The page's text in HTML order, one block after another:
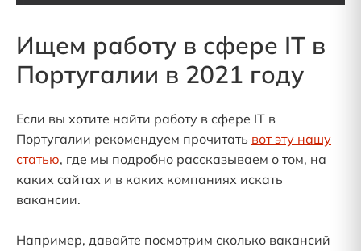
Ищем работу в сфере IT в
Португалии в 2021 году
Если вы хотите найти работу в сфере IT в
Португалии рекомендуем прочитать вот эту нашу
статью, где мы подробно рассказываем о том, на
каких сайтах и в каких компаниях искать
вакансии.
Например, давайте посмотрим сколько вакансий